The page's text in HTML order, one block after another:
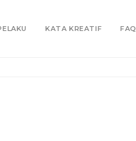
KATA KREATIF FAQ